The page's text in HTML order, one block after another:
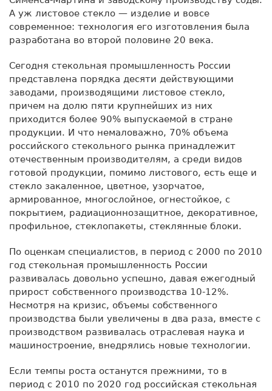
А уж листовое стекло — изделие и вовсе
современное: технология его изготовления была
разработана во второй половине 20 века.
Сегодня стекольная промышленность России
представлена порядка десяти действующими
заводами, производящими листовое стекло,
причем на долю пяти крупнейших из них
приходится более 90% выпускаемой в стране
продукции. И что немаловажно, 70% объема
российского стекольного рынка принадлежит
отечественным производителям, а среди видов
готовой продукции, помимо листового, есть еще и
стекло закаленное, цветное, узорчатое,
армированное, многослойное, огнестойкое, с
покрытием, радиационнозащитное, декоративное,
профильное, стеклопакеты, стеклянные блоки.
По оценкам специалистов, в период с 2000 по 2010
год стекольная промышленность России
развивалась довольно успешно, давая ежегодный
прирост собственного производства 10-12%.
Несмотря на кризис, объемы собственного
производства были увеличены в два раза, вместе с
производством развивалась отраслевая наука и
машиностроение, внедрялись новые технологии.
Если темпы роста останутся прежними, то в
период с 2010 по 2020 год российская стекольная